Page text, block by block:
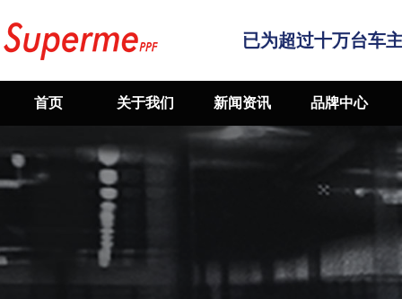
已为超过十万台车
首页 关于我们 新闻资讯 品牌中心